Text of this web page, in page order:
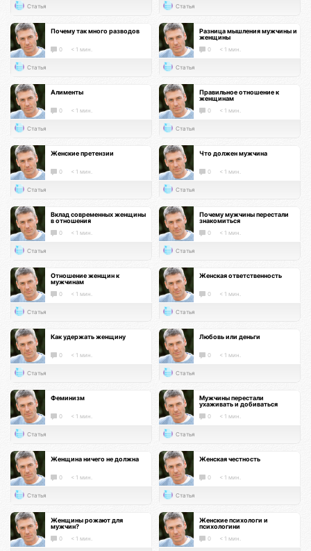
Статья Статья
Почему так много разводов
0 < 1 мин.
Статья
Разница мышления мужчины и
женщины
0 < 1 мин.
Статья
Алименты
0 < 1 мин.
Статья
Правильное отношение к
женщинам
0 < 1 мин.
Статья
Женские претензии
0 < 1 мин.
Статья
Что должен мужчина
0 < 1 мин.
Статья
Вклад современных женщины
в отношения
0 < 1 мин.
Статья
Почему мужчины перестали
знакомиться
0 < 1 мин.
Статья
Отношение женщин к
мужчинам
0 < 1 мин.
Статья
Женская ответственность
0 < 1 мин.
Статья
Как удержать женщину
0 < 1 мин.
Статья
Любовь или деньги
0 < 1 мин.
Статья
Феминизм
0 < 1 мин.
Статья
Мужчины перестали
ухаживать и добиваться
0 < 1 мин.
Статья
Женщина ничего не должна
0 < 1 мин.
Статья
Женская честность
0 < 1 мин.
Статья
Женщины рожают для
мужчин?
0 < 1 мин.
Женские психологи и
психологини
0 < 1 мин.